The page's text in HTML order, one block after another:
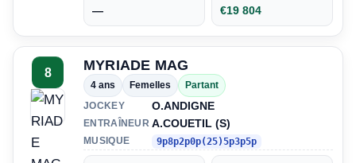
— €19 804
8 MYRIADE MAG
4 ans Femelles
Partant
JOCKEY
O.ANDIGNE
ENTRAÎNEUR A.COUETIL (S)
MUSIQUE 9p8p2p0p(25)5p3p5p